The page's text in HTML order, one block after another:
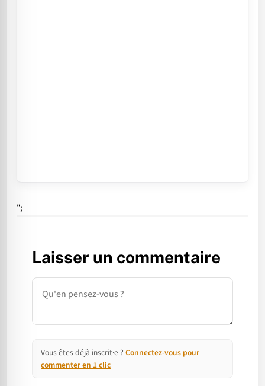
";
Laisser un commentaire
Commentaire
Vous êtes déjà inscrit·e ? Connectez-vous pour
commenter en 1 clic